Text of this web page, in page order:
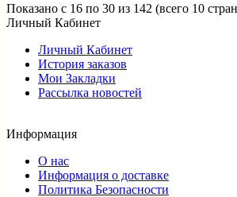
Показано с 16 по 30 из 142 (всего 10
Личный Кабинет
Личный Кабинет
История заказов
Мои Закладки
Рассылка новостей
Информация
О нас
Информация о доставке
Политика Безопасности